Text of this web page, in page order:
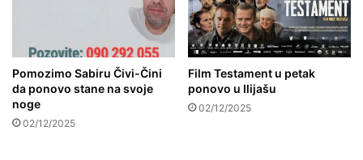
Pomozimo Sabiru Čivi-Čini
da ponovo stane na svoje
noge
02/12/2025
Film Testament u petak
ponovo u Ilijašu
02/12/2025